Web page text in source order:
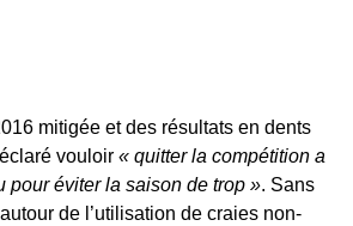
mitigée et des résultats en dents
vouloir « quitter la compétition a
pour éviter la saison de trop ». Sans
de l’utilisation de craies non-